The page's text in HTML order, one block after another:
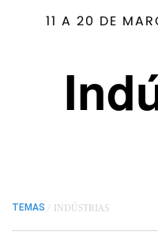
11 A 20 DE
TEMAS / INDÚSTRIAS